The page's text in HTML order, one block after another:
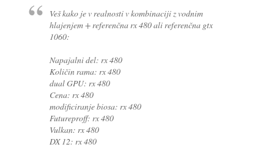
Veš kako je v realnosti v kombinaciji z vodnim
hlajenjem + referenčna rx 480 ali referenčna gtx
1060:
Napajalni del: rx 480
Količin rama: rx 480
dual GPU: rx 480
Cena: rx 480
modificiranje biosa: rx 480
Futureproff: rx 480
Vulkan: rx 480
DX 12: rx 480